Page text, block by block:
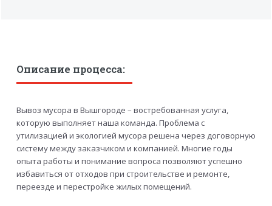
Описание процесса:
Вывоз мусора в Вышгороде – востребованная услуга,
которую выполняет наша команда. Проблема с
утилизацией и экологией мусора решена через договорную
систему между заказчиком и компанией. Многие годы
опыта работы и понимание вопроса позволяют успешно
избавиться от отходов при строительстве и ремонте,
переезде и перестройке жилых помещений.